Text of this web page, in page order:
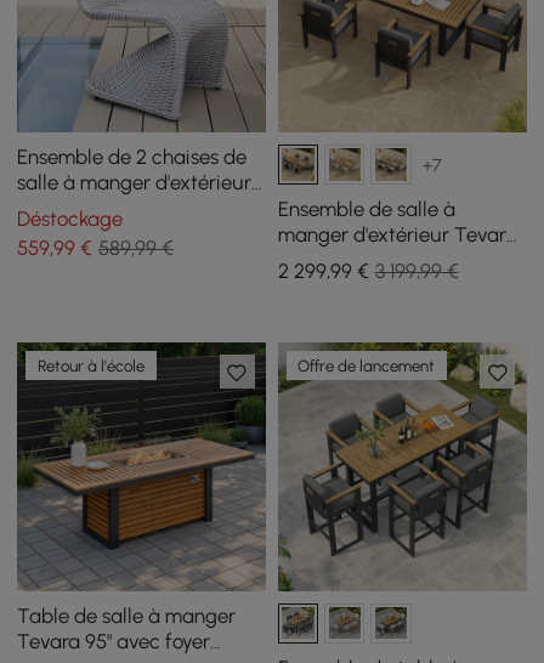
Ensemble de 2 chaises de
salle à manger d'extérieur
Coastal en aluminium et
rotin tissé en gris
Déstockage
559,99 € 589,99 €
+7
Ensemble de salle à
manger d'extérieur Tevara
7 pièces rectangulaire en
teck et aluminium pour 6
2 299,99€ 3 199,99 €
Retour à l'école
Table de salle à manger
Tevara 95" avec foyer
Offre de lancement